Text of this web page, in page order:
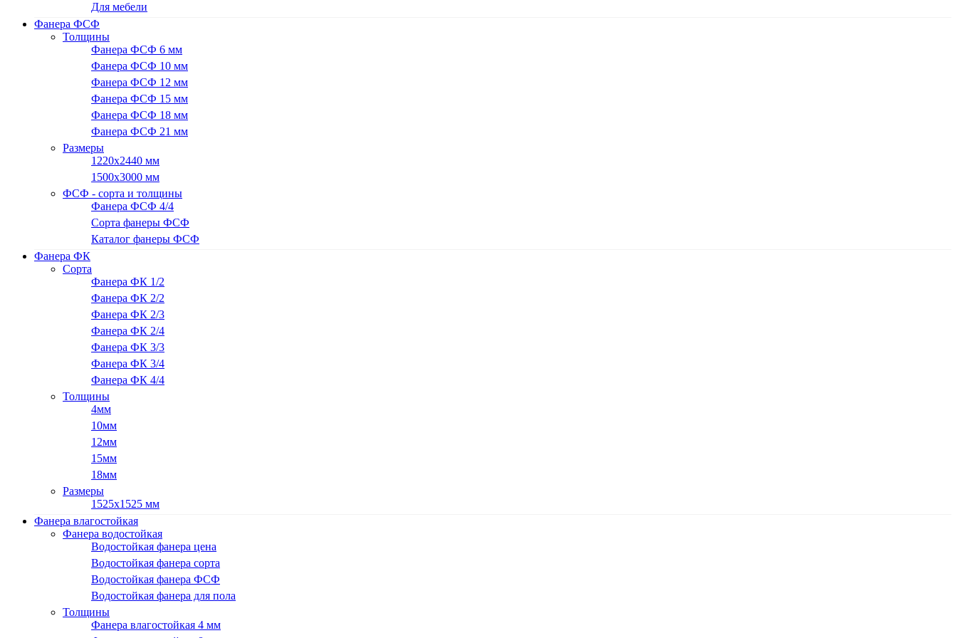
Для мебели
Фанера ФСФ
Толщины
Фанера ФСФ 6 мм
Фанера ФСФ 10 мм
Фанера ФСФ 12 мм
Фанера ФСФ 15 мм
Фанера ФСФ 18 мм
Фанера ФСФ 21 мм
Размеры
1220х2440 мм
1500х3000 мм
ФСФ - сорта и толщины
Фанера ФСФ 4/4
Сорта фанеры ФСФ
Каталог фанеры ФСФ
Фанера ФК
Сорта
Фанера ФК 1/2
Фанера ФК 2/2
Фанера ФК 2/3
Фанера ФК 2/4
Фанера ФК 3/3
Фанера ФК 3/4
Фанера ФК 4/4
Толщины
4мм
10мм
12мм
15мм
18мм
Размеры
1525х1525 мм
Фанера влагостойкая
Фанера водостойкая
Водостойкая фанера цена
Водостойкая фанера сорта
Водостойкая фанера ФСФ
Водостойкая фанера для пола
Толщины
Фанера влагостойкая 4 мм